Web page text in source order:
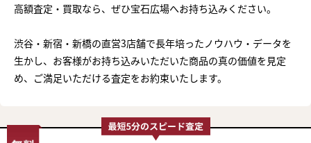
高額査定・買取なら、ぜひ宝石広場へお持ち込みください。
渋谷・新宿・新橋の直営3店舗で長年培ったノウハウ・データを
生かし、お客様がお持ち込みいただいた商品の真の価値を見定
め、ご満足いただける査定をお約束いたします。